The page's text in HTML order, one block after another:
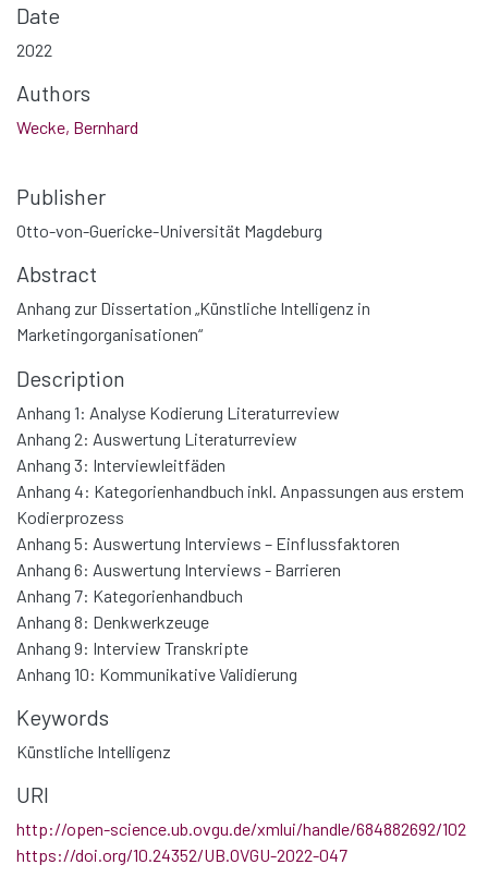
Date
2022
Authors
Wecke, Bernhard
Publisher
Otto-von-Guericke-Universität Magdeburg
Abstract
Anhang zur Dissertation „Künstliche Intelligenz in
Marketingorganisationen“
Description
Anhang 1: Analyse Kodierung Literaturreview
Anhang 2: Auswertung Literaturreview
Anhang 3: Interviewleitfäden
Anhang 4: Kategorienhandbuch inkl. Anpassungen aus erstem
Kodierprozess
Anhang 5: Auswertung Interviews – Einflussfaktoren
Anhang 6: Auswertung Interviews - Barrieren
Anhang 7: Kategorienhandbuch
Anhang 8: Denkwerkzeuge
Anhang 9: Interview Transkripte
Anhang 10: Kommunikative Validierung
Keywords
Künstliche Intelligenz
URI
http://open-science.ub.ovgu.de/xmlui/handle/684882692/102
https://doi.org/10.24352/UB.OVGU-2022-047